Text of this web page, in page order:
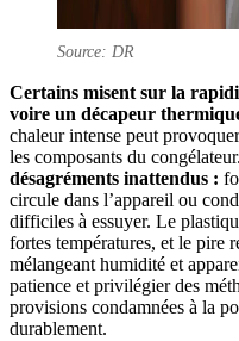
Source: DR
Certains misent sur la
voire un décapeur
chaleur intense peut
les composants du congélateur.
désagréments inattendus :
circule dans l’appareil ou
difficiles à essuyer. Le
fortes températures, et le pire
mélangeant humidité et
patience et privilégier des
provisions condamnées à la
durablement.